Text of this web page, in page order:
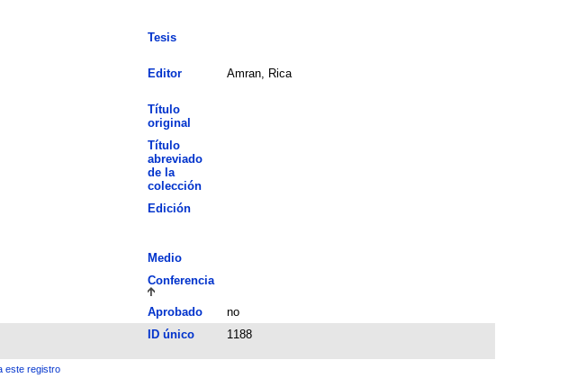
Tesis
Editor Amran, Rica
Título
original
Título
abreviado
de la
colección
Edición
Medio
Conferencia
Aprobado
no
ID único 1188
este registro